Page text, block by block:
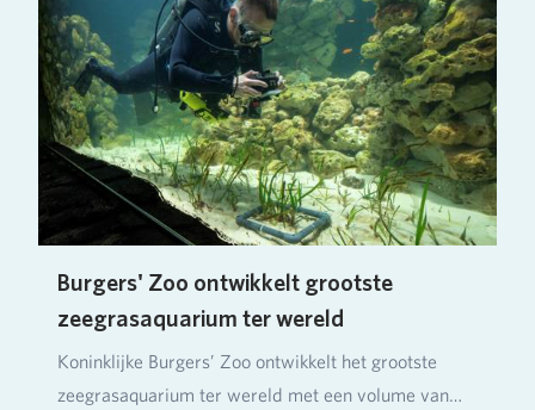
Burgers' Zoo ontwikkelt grootste
zeegrasaquarium ter wereld
Koninklijke Burgers’ Zoo ontwikkelt het grootste
zeegrasaquarium ter wereld met een volume van